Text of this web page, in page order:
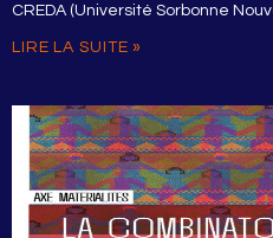
CREDA (Université Sorbonne
LIRE LA SUITE »